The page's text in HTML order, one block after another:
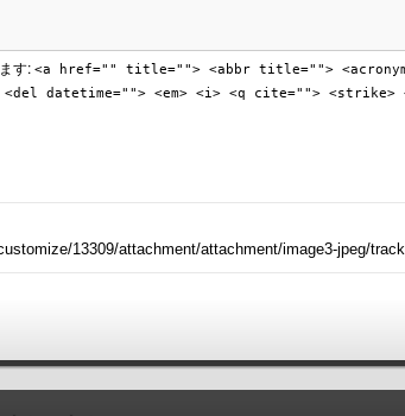
す: <a href="" title=""> <abbr title="">
datetime=""> <em> <i> <q cite=""> <strike>
13309/attachment/attachment/image3-jpeg/